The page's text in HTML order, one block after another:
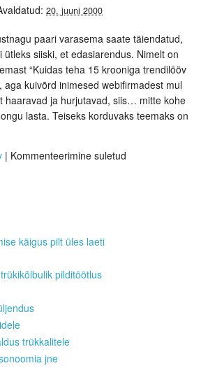
20. juuni 2000
paari varasema saate täiendatud,
siiski, et edasiarendus. Nimelt on
“Kuidas teha 15 krooniga trendilööv
aga kuivõrd inimesed webifirmadest mul
haaravad ja hurjutavad, siis… mitte kohe
lasta. Teiseks korduvaks teemaks on
| Kommenteerimine suletud
käigus pilt üles laeti
pilditöötlus
trükkalitele
jne